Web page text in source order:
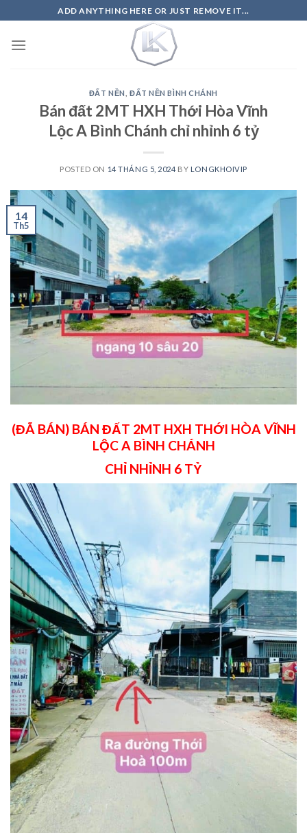
to
content
ADD ANYTHING HERE OR JUST REMOVE IT...
ĐẤT NỀN ĐẤT NỀN BÌNH CHÁNH
Bán đất 2MT HXH Thới Hòa Vĩnh
Lộc A Bình Chánh chỉ nhỉnh 6 tỷ
POSTED ON 14 THÁNG 5, 2024 BY LONGKHOIVIP
14
Th5
(ĐÃ BÁN) BÁN ĐẤT 2MT HXH THỚI HÒA VĨNH
LỘC A BÌNH CHÁNH
CHỈ NHỈNH 6 TỶ